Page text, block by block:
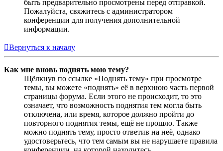
быть предварительно просмотрены перед отправкой.
Пожалуйста, свяжитесь с администратором
конференции для получения дополнительной
информации.
Вернуться к началу
Как мне вновь поднять мою тему?
Щёлкнув по ссылке «Поднять тему» при просмотре
темы, вы можете «поднять» её в верхнюю часть первой
страницы форума. Если этого не происходит, то это
означает, что возможность поднятия тем могла быть
отключена, или время, которое должно пройти до
повторного поднятия темы, ещё не прошло. Также
можно поднять тему, просто ответив на неё, однако
удостоверьтесь, что тем самым вы не нарушаете правила